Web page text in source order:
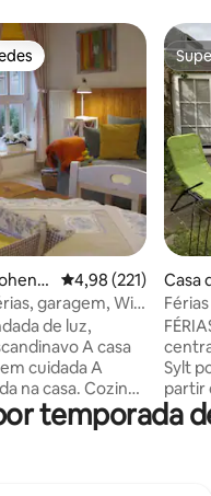
avaliações
dos hóspedes
4,98 de uma
4,98 (221)
garagem, Wi-
mediante
de luz,
A casa
cuidada A
na casa. Cozinha
com
Banheiro com
Casa
FÉRIAS
Sylt
partir
é inclusivo POR
temporada